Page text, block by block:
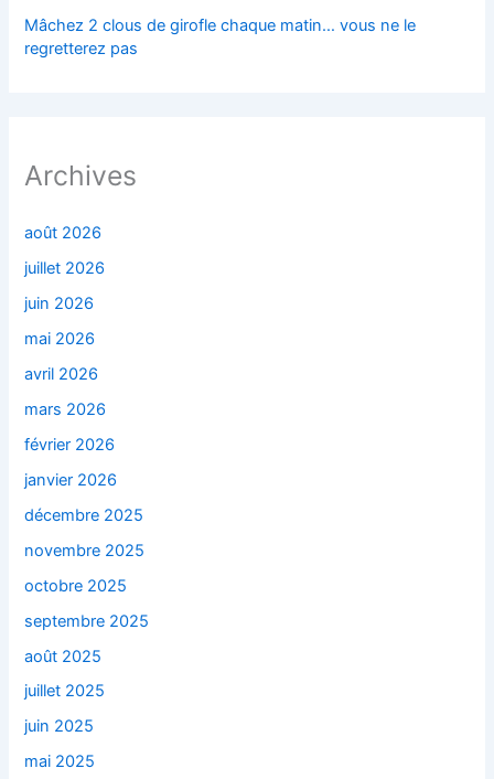
Mâchez 2 clous de girofle chaque matin… vous ne le
regretterez pas
Archives
août 2026
juillet 2026
juin 2026
mai 2026
avril 2026
mars 2026
février 2026
janvier 2026
décembre 2025
novembre 2025
octobre 2025
septembre 2025
août 2025
juillet 2025
juin 2025
mai 2025